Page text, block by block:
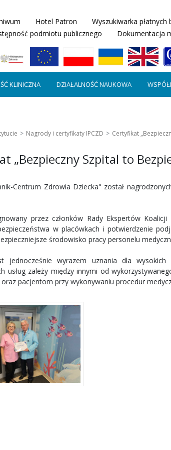
Hotel Patron Wyszukiwarka płatnych
podmiotu publicznego
Dokumentacja
KLINICZNA DZIAŁALNOŚĆ NAUKOWA
Nagrody i certyfikaty IPCZD Certyfikat
„Bezpieczny Szpital to
Centrum Zdrowia Dziecka" został
przez członków Rady Ekspertów
w placówkach i potwierdzenie
środowisko pracy personelu
jednocześnie wyrazem uznania dla
usług zależy między innymi od
pacjentom przy wykonywaniu procedur